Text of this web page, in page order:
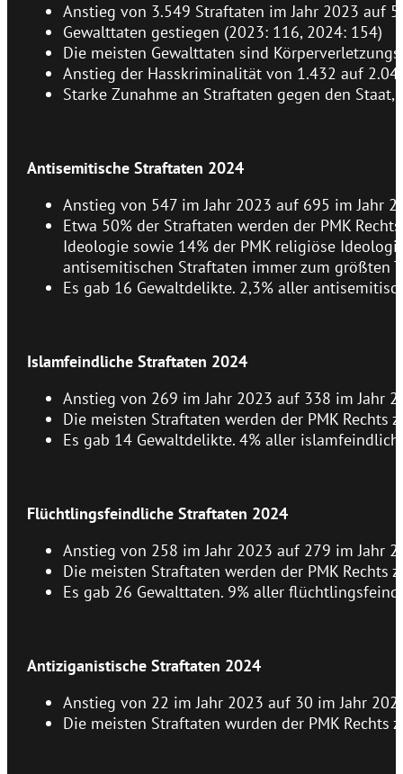
Anstieg von 3.549 Straftaten im Jahr 2023 auf
Gewalttaten gestiegen (2023: 116, 2024: 154)
Die meisten Gewalttaten sind
Anstieg der Hasskriminalität von 1.432 auf
Starke Zunahme an Straftaten gegen den
Antisemitische Straftaten 2024
Anstieg von 547 im Jahr 2023 auf 695 im Jahr
Etwa 50% der Straftaten werden der PMK
Ideologie sowie 14% der PMK religiöse
antisemitischen Straftaten immer zum größten
Es gab 16 Gewaltdelikte. 2,3% aller
Islamfeindliche Straftaten 2024
Anstieg von 269 im Jahr 2023 auf 338 im Jahr
Die meisten Straftaten werden der PMK Rechts
Es gab 14 Gewaltdelikte. 4% aller
Flüchtlingsfeindliche Straftaten 2024
Anstieg von 258 im Jahr 2023 auf 279 im Jahr
Die meisten Straftaten werden der PMK Rechts
Es gab 26 Gewalttaten. 9% aller
Antiziganistische Straftaten 2024
Anstieg von 22 im Jahr 2023 auf 30 im Jahr
Die meisten Straftaten wurden der PMK Rechts